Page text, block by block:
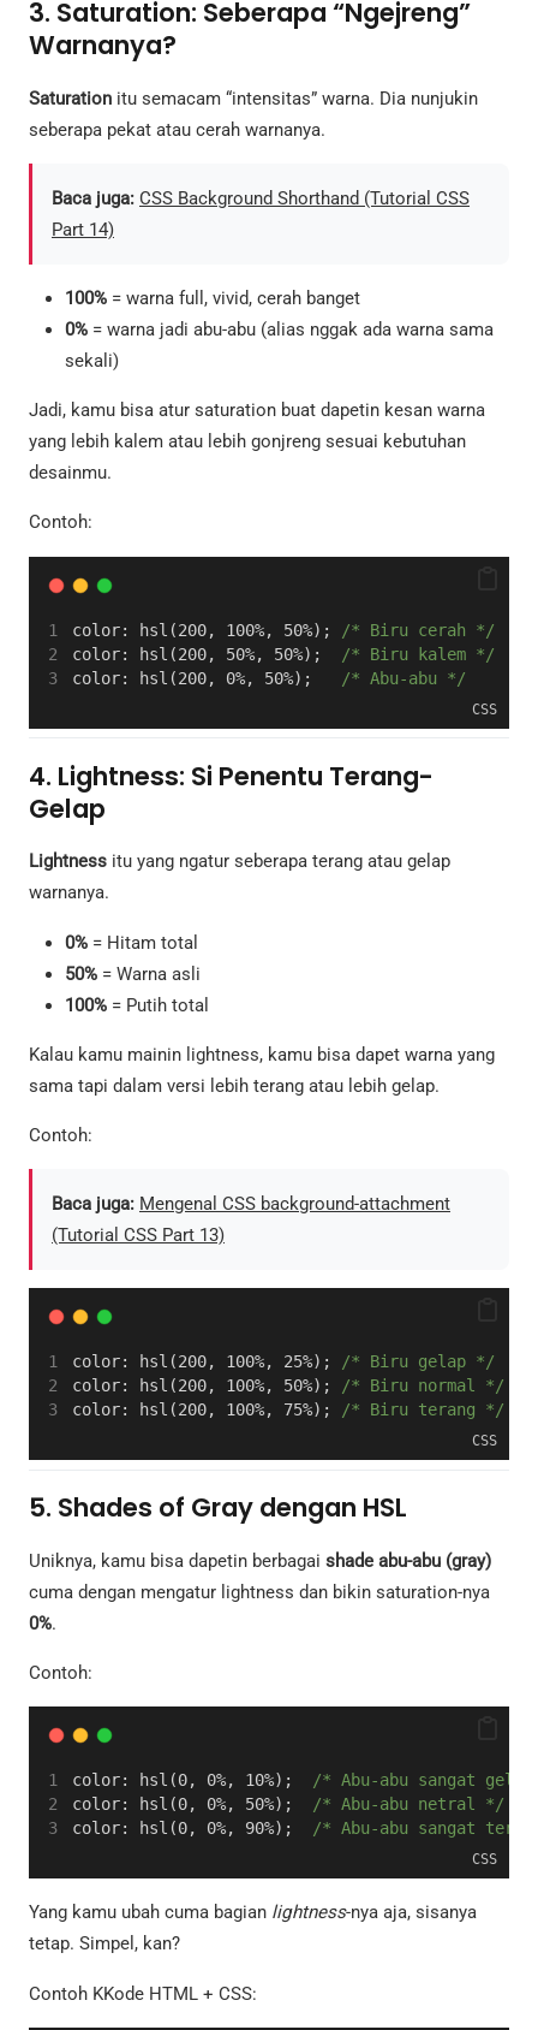
3. Saturation: Seberapa “Ngejreng”
Warnanya?
Saturation itu semacam “intensitas” warna. Dia nunjukin
seberapa pekat atau cerah warnanya.
Baca juga: CSS Background Shorthand (Tutorial CSS
Part 14)
100% = warna full, vivid, cerah banget
0% = warna jadi abu-abu (alias nggak ada warna sama
sekali)
Jadi, kamu bisa atur saturation buat dapetin kesan warna
yang lebih kalem atau lebih gonjreng sesuai kebutuhan
desainmu.
Contoh:
color: hsl(200, 100%, 50%);
/* Biru cerah */
color: hsl(200, 50%, 50%);
/* Biru kalem */
color: hsl(200, 0%, 50%);
/* Abu-abu */
CSS
4. Lightness: Si Penentu Terang-
Gelap
Lightness itu yang ngatur seberapa terang atau gelap
warnanya.
0% = Hitam total
50% = Warna asli
100% = Putih total
Kalau kamu mainin lightness, kamu bisa dapet warna yang
sama tapi dalam versi lebih terang atau lebih gelap.
Contoh:
Baca juga: Mengenal CSS background-attachment
(Tutorial CSS Part 13)
color: hsl(200, 100%, 25%);
/* Biru gelap */
color: hsl(200, 100%, 50%);
/* Biru normal */
color: hsl(200, 100%, 75%);
/* Biru terang */
CSS
5. Shades of Gray dengan HSL
Uniknya, kamu bisa dapetin berbagai shade abu-abu (gray)
cuma dengan mengatur lightness dan bikin saturation-nya
0%.
Contoh:
color: hsl(0, 0%, 10%);
/* Abu-abu sangat
color: hsl(0, 0%, 50%);
/* Abu-abu netral */
color: hsl(0, 0%, 90%);
/* Abu-abu sangat
CSS
Yang kamu ubah cuma bagian lightness-nya aja, sisanya
tetap. Simpel, kan?
Contoh KKode HTML + CSS: